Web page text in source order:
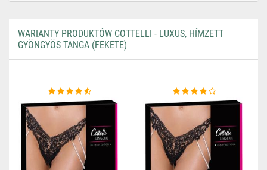
WARIANTY PRODUKTÓW COTTELLI - LUXUS, HÍMZETT
GYÖNGYÖS TANGA (FEKETE)